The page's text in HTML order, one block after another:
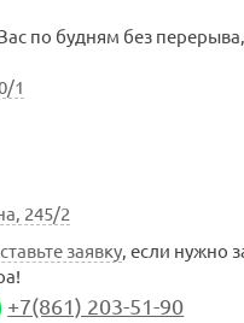
по будням без перерыва,
1
245/2
заявку, если нужно
+7(861) 203-51-90